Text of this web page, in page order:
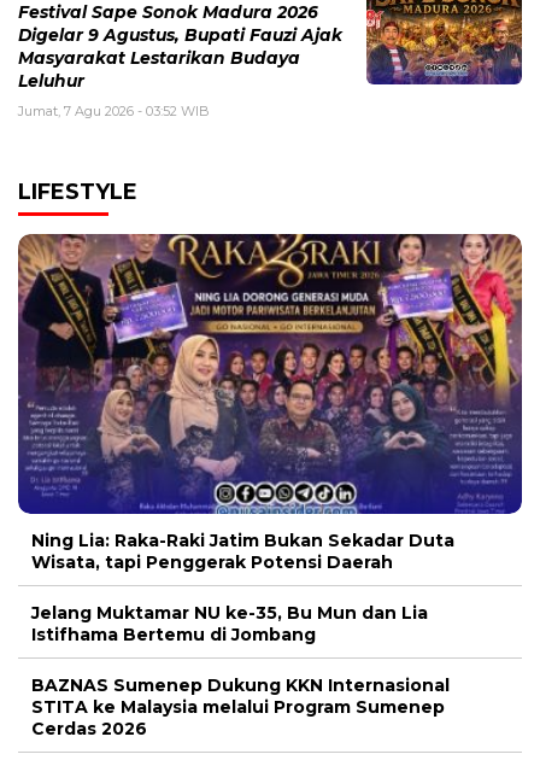
Festival Sape Sonok Madura 2026
Digelar 9 Agustus, Bupati Fauzi Ajak
Masyarakat Lestarikan Budaya
Leluhur
Jumat, 7 Agu 2026 - 03:52 WIB
LIFESTYLE
Ning Lia: Raka-Raki Jatim Bukan Sekadar Duta
Wisata, tapi Penggerak Potensi Daerah
Jelang Muktamar NU ke-35, Bu Mun dan Lia
Istifhama Bertemu di Jombang
BAZNAS Sumenep Dukung KKN Internasional
STITA ke Malaysia melalui Program Sumenep
Cerdas 2026